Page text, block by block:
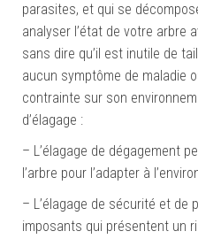
parasites, et qui se
analyser l’état de votre arbre
sans dire qu’il est inutile de
aucun symptôme de maladie
contrainte sur son
d’élagage :
– L’élagage de dégagement
l’arbre pour l’adapter à
– L’élagage de sécurité et de
imposants qui présentent un